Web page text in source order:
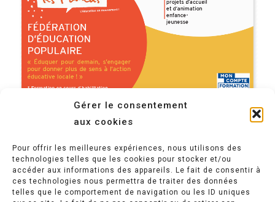
Gérer le consentement
aux cookies
Pour offrir les meilleures expériences, nous utilisons des
technologies telles que les cookies pour stocker et/ou
accéder aux informations des appareils. Le fait de consentir à
ces technologies nous permettra de traiter des données
telles que le comportement de navigation ou les ID uniques
Politique de confidentialité
GLA
Formations
Espace famille
Contact